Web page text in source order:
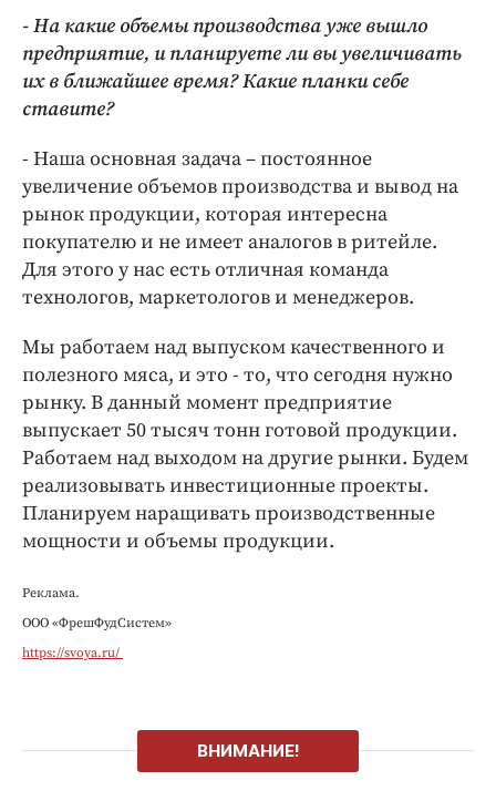
- На какие объемы производства уже вышло
предприятие, и планируете ли вы увеличивать
их в ближайшее время? Какие планки себе
ставите?
- Наша основная задача – постоянное
увеличение объемов производства и вывод на
рынок продукции, которая интересна
покупателю и не имеет аналогов в ритейле.
Для этого у нас есть отличная команда
технологов, маркетологов и менеджеров.
Мы работаем над выпуском качественного и
полезного мяса, и это - то, что сегодня нужно
рынку. В данный момент предприятие
выпускает 50 тысяч тонн готовой продукции.
Работаем над выходом на другие рынки. Будем
реализовывать инвестиционные проекты.
Планируем наращивать производственные
мощности и объемы продукции.
Реклама.
ООО «ФрешФудСистем»
https://svoya.ru/
ВНИМАНИЕ!